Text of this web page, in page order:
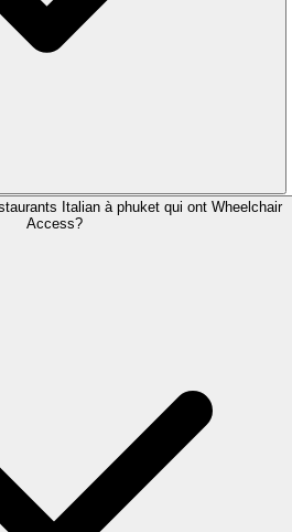
Italian à phuket qui ont Wheelchair
Access?